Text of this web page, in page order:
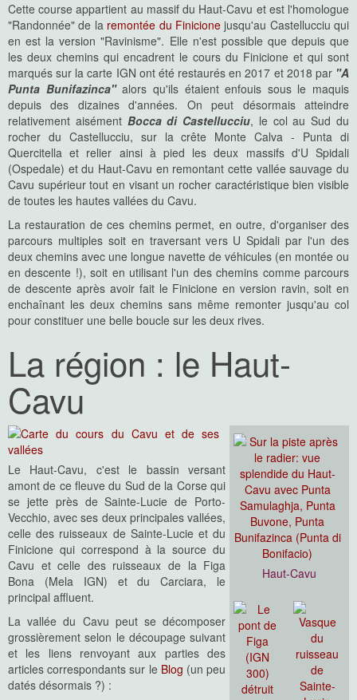
Cette course appartient au massif du Haut-Cavu et est l'homologue
"Randonnée" de la remontée du Finicionejusqu'au Castellucciu qui
en est la version "Ravinisme". Elle n'est possible que depuis que
les deux chemins qui encadrent le cours du Finicione et qui sont
marqués sur la carte IGN ont été restaurés en 2017 et 2018 par "A
Punta Bunifazinca"alors qu'ils étaient enfouis sous le maquis
depuis des dizaines d'années. On peut désormais atteindre
relativement aisément Bocca di Castellucciu, le col au Sud du
rocher du Castellucciu, sur la crête Monte Calva - Punta di
Quercitella et relier ainsi à pied les deux massifs d'U Spidali
(Ospedale) et du Haut-Cavu en remontant cette vallée sauvage du
Cavu supérieur tout en visant un rocher caractéristique bien visible
de toutes les hautes vallées du Cavu.
La restauration de ces chemins permet, en outre, d'organiser des
parcours multiples soit en traversant vers U Spidali par l'un des
deux chemins avec une longue navette de véhicules (en montée ou
en descente !), soit en utilisant l'un des chemins comme parcours
de descente après avoir fait le Finicione en version ravin, soit en
enchaînant les deux chemins sans même remonter jusqu'au col
pour constituer une belle boucle sur les deux rives.
La région : le Haut-
Cavu
Haut-Cavu
Le Haut-Cavu, c'est le bassin versant
amont de ce fleuve du Sud de la Corse qui
se jette près de Sainte-Lucie de Porto-
Vecchio, avec ses deux principales vallées,
celle des ruisseaux de Sainte-Lucie et du
Finicione qui correspond à la source du
Cavu et celle des ruisseaux de la Figa
Bona (Mela IGN) et du Carciara, le
principal affluent.
La vallée du Cavu peut se décomposer
grossièrement selon le découpage suivant
et les liens renvoyant aux parties des
articles correspondants sur le Blog (un peu
datés désormais ?) :